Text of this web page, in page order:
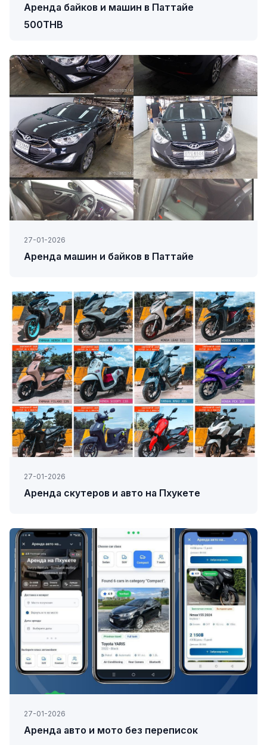
Аренда байков и машин в Паттайе
500THB
27-01-2026
Аренда машин и байков в Паттайе
27-01-2026
Аренда скутеров и авто на Пхукете
27-01-2026
Аренда авто и мото без переписок